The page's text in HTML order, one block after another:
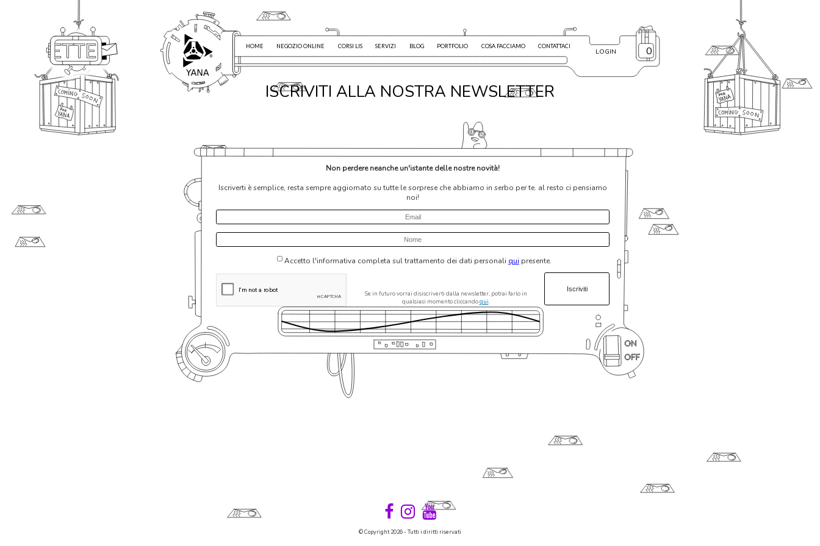
HOME NEGOZIO ONLINE CORSI LIS SERVIZI BLOG PORTFOLIO COSA FACCIAMO CONTATTACI
LOGIN 0
ISCRIVITI ALLA NOSTRA NEWSLETTER
Non perdere neanche un'istante delle nostre novità!
Iscriverti è semplice, resta sempre aggiornato su tutte le sorprese che abbiamo in serbo per te. al resto ci pensiamo
noi!
Accetto l'informativa completa sul trattamento dei dati personali qui presente.
Se in futuro vorrai disiscriverti dalla newsletter, potrai farlo in
qualsiasi momento cliccandoqui.
© Copyright 2026 - Tutti i diritti riservati